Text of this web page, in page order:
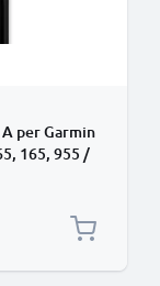
per Garmin
165, 955 /
cavetto